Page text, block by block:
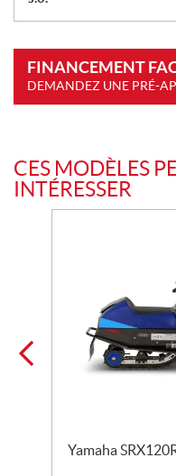
FINANCEMENT
DEMANDEZ UNE PRÉ-
CES MODÈLES
INTÉRESSER
Yamaha